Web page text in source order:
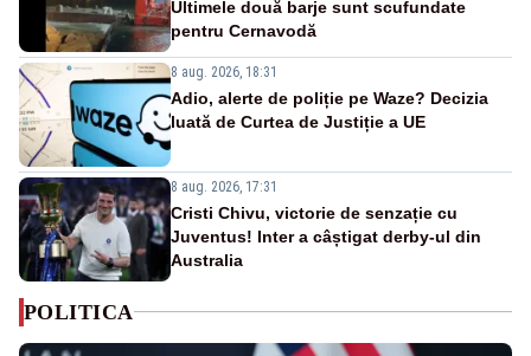
Ultimele două barje sunt scufundate
pentru Cernavodă
8 aug. 2026, 18:31
Adio, alerte de poliție pe Waze? Decizia
luată de Curtea de Justiție a UE
8 aug. 2026, 17:31
Cristi Chivu, victorie de senzație cu
Juventus! Inter a câștigat derby-ul din
Australia
POLITICA